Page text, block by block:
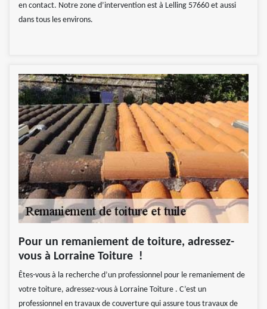
en contact. Notre zone d’intervention est à Lelling 57660 et aussi
dans tous les environs.
Pour un remaniement de toiture, adressez-
vous à Lorraine Toiture !
Êtes-vous à la recherche d’un professionnel pour le remaniement de
votre toiture, adressez-vous à Lorraine Toiture . C’est un
professionnel en travaux de couverture qui assure tous travaux de